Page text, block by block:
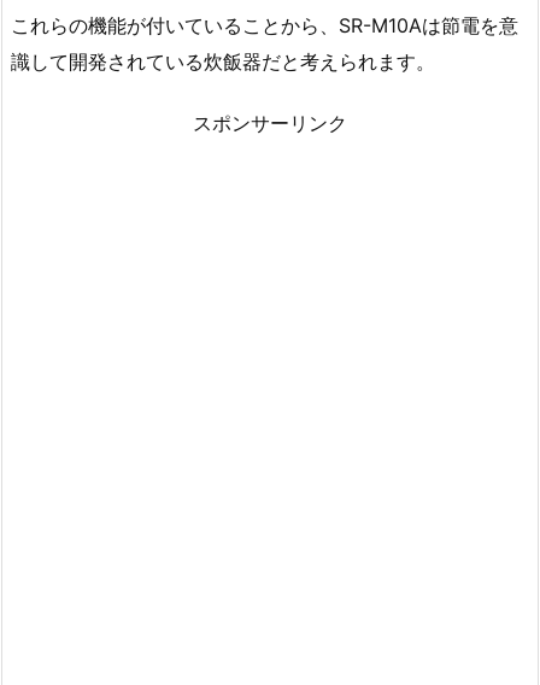
これらの機能が付いていることから、SR-M10Aは節電を意
識して開発されている炊飯器だと考えられます。
スポンサーリンク